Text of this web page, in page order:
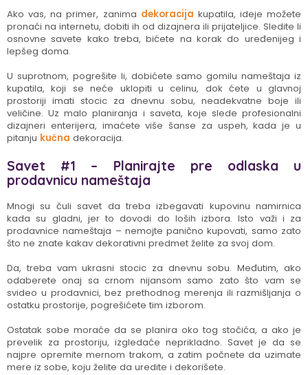
Ako vas, na primer, zanima dekoracija kupatila, ideje možete
pronaći na internetu, dobiti ih od dizajnera ili prijateljice. Sledite li
osnovne savete kako treba, bićete na korak do uređenijeg i
lepšeg doma.
U suprotnom, pogrešite li, dobićete samo gomilu nameštaja iz
kupatila, koji se neće uklopiti u celinu, dok ćete u glavnoj
prostoriji imati stocic za dnevnu sobu, neadekvatne boje ili
veličine. Uz malo planiranja i saveta, koje slede profesionalni
dizajneri enterijera, imaćete više šanse za uspeh, kada je u
pitanju kućna dekoracija.
Savet #1 – Planirajte pre odlaska u
prodavnicu nameštaja
Mnogi su čuli savet da treba izbegavati kupovinu namirnica
kada su gladni, jer to dovodi do loših izbora. Isto važi i za
prodavnice nameštaja – nemojte panično kupovati, samo zato
što ne znate kakav dekorativni predmet želite za svoj dom.
Da, treba vam ukrasni stocic za dnevnu sobu. Međutim, ako
odaberete onaj sa crnom nijansom samo zato što vam se
svideo u prodavnici, bez prethodnog merenja ili razmišljanja o
ostatku prostorije, pogrešićete tim izborom.
Ostatak sobe moraće da se planira oko tog stočića, a ako je
prevelik za prostoriju, izgledaće neprikladno. Savet je da se
najpre opremite mernom trakom, a zatim počnete da uzimate
mere iz sobe, koju želite da uredite i dekorišete.